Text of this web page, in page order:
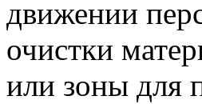
движении
очистки
или зоны для